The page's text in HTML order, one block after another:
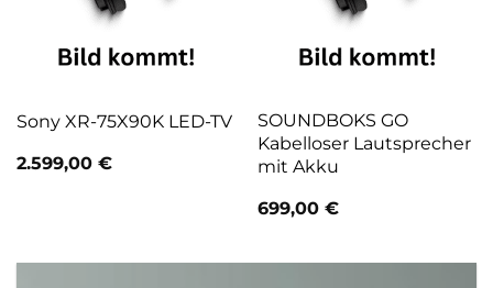
Sony XR-75X90K LED-TV
2.599,00 €
SOUNDBOKS GO
Kabelloser Lautsprecher
mit Akku
699,00 €